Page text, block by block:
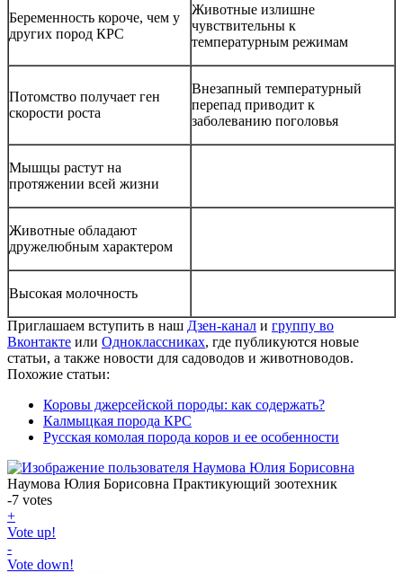
Беременность короче, чем у
других пород КРС
Животные излишне
чувствительны к
температурным режимам
Потомство получает ген
скорости роста
Внезапный температурный
перепад приводит к
заболеванию поголовья
Мышцы растут на
протяжении всей жизни
Животные обладают
дружелюбным характером
Высокая молочность
Приглашаем вступить в наш Дзен-канал и группу во
Вконтакте или Одноклассниках, где публикуются новые
статьи, а также новости для садоводов и животноводов.
Похожие статьи:
Коровы джерсейской породы: как содержать?
Калмыцкая порода КРС
Русская комолая порода коров и ее особенности
Наумова Юлия Борисовна Практикующий зоотехник
-7 votes
+
Vote up!
-
Vote down!